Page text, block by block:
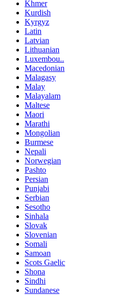
Khmer
Kurdish
Kyrgyz
Latin
Latvian
Lithuanian
Luxembou..
Macedonian
Malagasy
Malay
Malayalam
Maltese
Maori
Marathi
Mongolian
Burmese
Nepali
Norwegian
Pashto
Persian
Punjabi
Serbian
Sesotho
Sinhala
Slovak
Slovenian
Somali
Samoan
Scots Gaelic
Shona
Sindhi
Sundanese